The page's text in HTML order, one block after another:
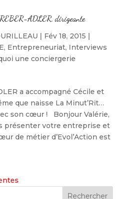
ADLER, dirigeante
| Fév 18, 2015 |
, Entrepreneuriat, Interviews
une conciergerie
a accompagné Cécile et
que naisse La Minut’Rit…
son cœur ! Bonjour Valérie,
présenter votre entreprise et
de métier d’Evol’Action est